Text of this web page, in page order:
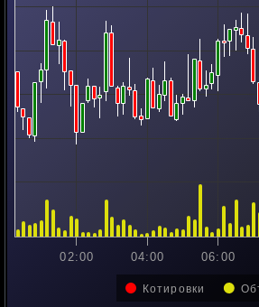
04:00 06:00